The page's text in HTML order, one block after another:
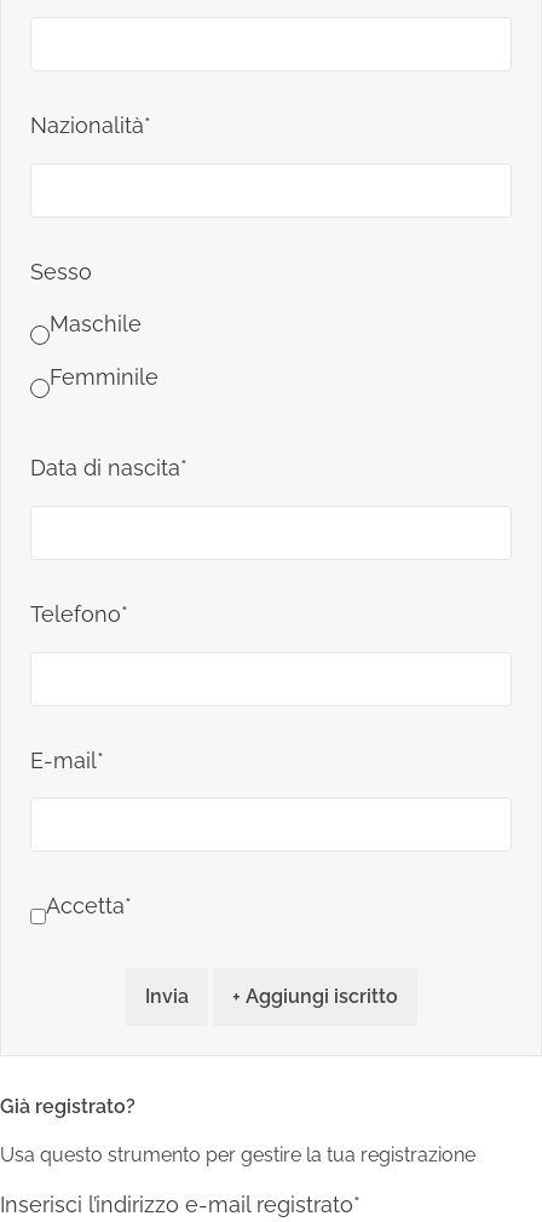
Nazionalità*
Sesso
Maschile
Femminile
Data di nascita*
Telefono*
E-mail*
Accetta*
Invia + Aggiungi iscritto
Già registrato?
Usa questo strumento per gestire la tua registrazione
Inserisci l’indirizzo e-mail registrato*